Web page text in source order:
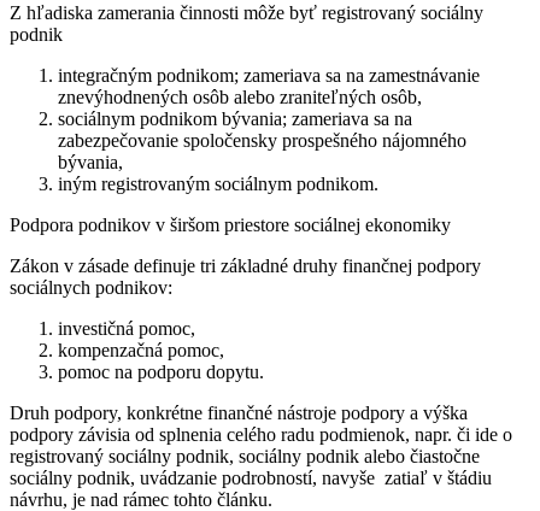
Z hľadiska zamerania činnosti môže byť registrovaný sociálny
podnik
integračným podnikom; zameriava sa na zamestnávanie
znevýhodnených osôb alebo zraniteľných osôb,
sociálnym podnikom bývania; zameriava sa na
zabezpečovanie spoločensky prospešného nájomného
bývania,
iným registrovaným sociálnym podnikom.
Podpora podnikov v širšom priestore sociálnej ekonomiky
Zákon v zásade definuje tri základné druhy finančnej podpory
sociálnych podnikov:
investičná pomoc,
kompenzačná pomoc,
pomoc na podporu dopytu.
Druh podpory, konkrétne finančné nástroje podpory a výška
podpory závisia od splnenia celého radu podmienok, napr. či ide o
registrovaný sociálny podnik, sociálny podnik alebo čiastočne
sociálny podnik, uvádzanie podrobností, navyše zatiaľ v štádiu
návrhu, je nad rámec tohto článku.